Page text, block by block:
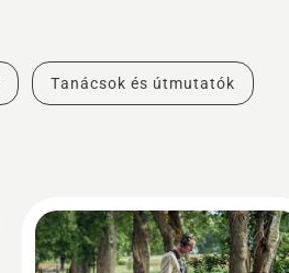
Tanácsok és útmutatók